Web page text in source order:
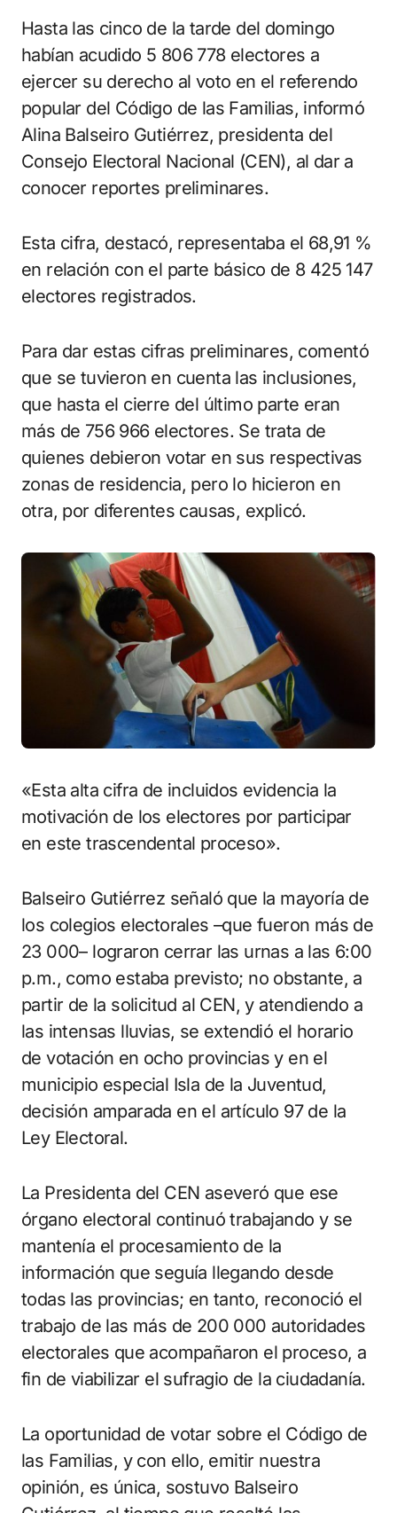
Hasta las cinco de la tarde del domingo
habían acudido 5 806 778 electores a
ejercer su derecho al voto en el referendo
popular del Código de las Familias, informó
Alina Balseiro Gutiérrez, presidenta del
Consejo Electoral Nacional (CEN), al dar a
conocer reportes preliminares.
Esta cifra, destacó, representaba el 68,91 %
en relación con el parte básico de 8 425 147
electores registrados.
Para dar estas cifras preliminares, comentó
que se tuvieron en cuenta las inclusiones,
que hasta el cierre del último parte eran
más de 756 966 electores. Se trata de
quienes debieron votar en sus respectivas
zonas de residencia, pero lo hicieron en
otra, por diferentes causas, explicó.
«Esta alta cifra de incluidos evidencia la
motivación de los electores por participar
en este trascendental proceso».
Balseiro Gutiérrez señaló que la mayoría de
los colegios electorales –que fueron más de
23 000– lograron cerrar las urnas a las 6:00
p.m., como estaba previsto; no obstante, a
partir de la solicitud al CEN, y atendiendo a
las intensas lluvias, se extendió el horario
de votación en ocho provincias y en el
municipio especial Isla de la Juventud,
decisión amparada en el artículo 97 de la
Ley Electoral.
La Presidenta del CEN aseveró que ese
órgano electoral continuó trabajando y se
mantenía el procesamiento de la
información que seguía llegando desde
todas las provincias; en tanto, reconoció el
trabajo de las más de 200 000 autoridades
electorales que acompañaron el proceso, a
fin de viabilizar el sufragio de la ciudadanía.
La oportunidad de votar sobre el Código de
las Familias, y con ello, emitir nuestra
opinión, es única, sostuvo Balseiro